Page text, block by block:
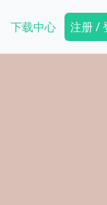
下载中心 注册 /